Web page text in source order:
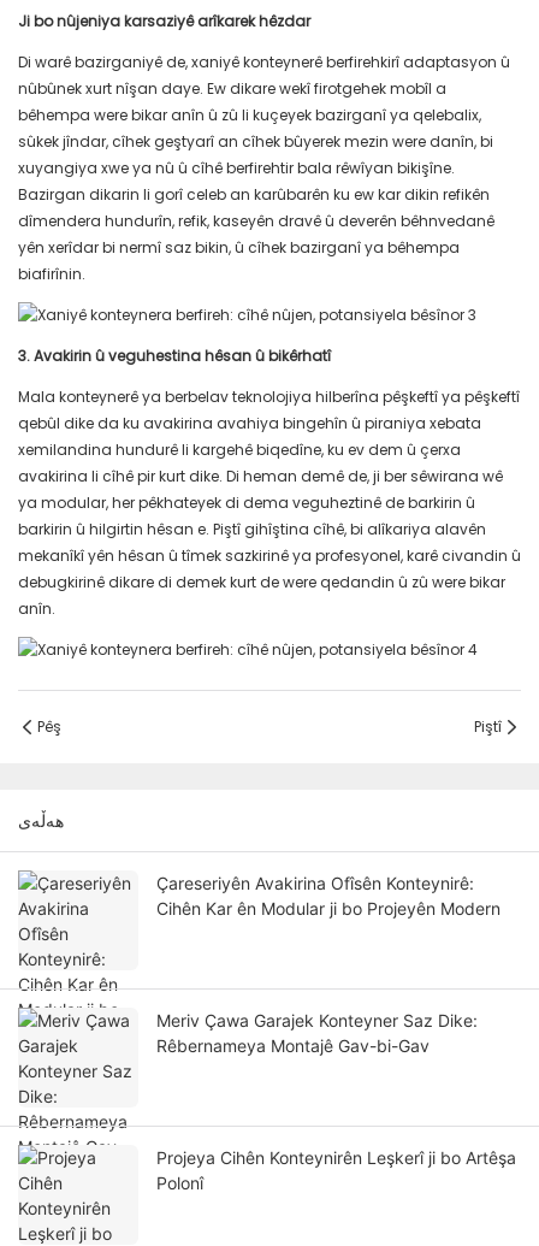
Ji bo nûjeniya karsaziyê arîkarek hêzdar
Di warê bazirganiyê de, xaniyê konteynerê berfirehkirî adaptasyon û
nûbûnek xurt nîşan daye. Ew dikare wekî firotgehek mobîl a
bêhempa were bikar anîn û zû li kuçeyek bazirganî ya qelebalix,
sûkek jîndar, cîhek geştyarî an cîhek bûyerek mezin were danîn, bi
xuyangiya xwe ya nû û cîhê berfirehtir bala rêwîyan bikişîne.
Bazirgan dikarin li gorî celeb an karûbarên ku ew kar dikin refikên
dîmendera hundurîn, refik, kaseyên dravê û deverên bêhnvedanê
yên xerîdar bi nermî saz bikin, û cîhek bazirganî ya bêhempa
biafirînin.
3. Avakirin û veguhestina hêsan û bikêrhatî
Mala konteynerê ya berbelav teknolojiya hilberîna pêşkeftî ya pêşkeftî
qebûl dike da ku avakirina avahiya bingehîn û piraniya xebata
xemilandina hundurê li kargehê biqedîne, ku ev dem û çerxa
avakirina li cîhê pir kurt dike. Di heman demê de, ji ber sêwirana wê
ya modular, her pêkhateyek di dema veguheztinê de barkirin û
barkirin û hilgirtin hêsan e. Piştî gihîştina cîhê, bi alîkariya alavên
mekanîkî yên hêsan û tîmek sazkirinê ya profesyonel, karê civandin û
debugkirinê dikare di demek kurt de were qedandin û zû were bikar
anîn.
Pêş Piştî
هەڵەی
Çareseriyên Avakirina Ofîsên Konteynirê:
Cihên Kar ên Modular ji bo Projeyên Modern
Meriv Çawa Garajek Konteyner Saz Dike:
Rêbernameya Montajê Gav-bi-Gav
Projeya Cihên Konteynirên Leşkerî ji bo Artêşa
Polonî